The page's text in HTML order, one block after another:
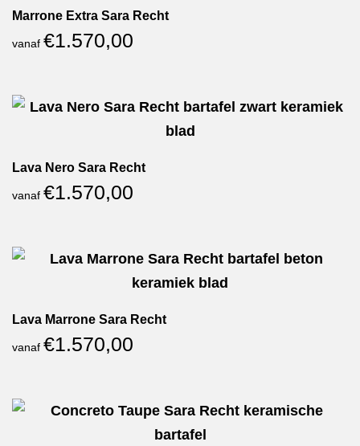
Marrone Extra Sara Recht
vanaf €1.570,00
Lava Nero Sara Recht
vanaf €1.570,00
Lava Marrone Sara Recht
vanaf €1.570,00